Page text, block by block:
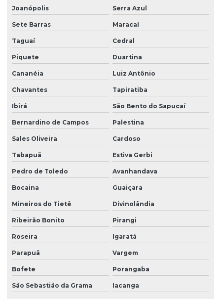
Joanópolis Serra Azul
Sete Barras Maracaí
Taguaí Cedral
Piquete Duartina
Cananéia Luiz Antônio
Chavantes Tapiratiba
Ibirá São Bento do Sapucaí
Bernardino de Campos Palestina
Sales Oliveira Cardoso
Tabapuã Estiva Gerbi
Pedro de Toledo Avanhandava
Bocaina Guaiçara
Mineiros do Tietê Divinolândia
Ribeirão Bonito Pirangi
Roseira Igaratá
Parapuã Vargem
Bofete Porangaba
São Sebastião da Grama Iacanga